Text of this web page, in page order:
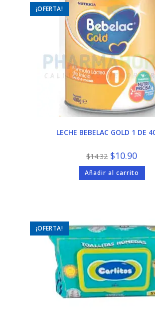
¡OFERTA!
LECHE BEBELAC GOLD 1 DE
$14.32 El
precio
original
era:
$14.32.
$10.90El
actual
es:
$10.90.
Añadir al carrito
¡OFERTA!